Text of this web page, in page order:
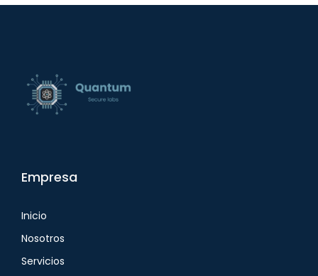
Empresa
Inicio
Nosotros
Servicios